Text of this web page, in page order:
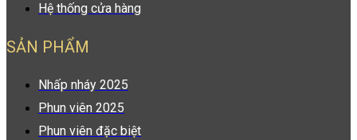
Hệ thống cửa hàng
SẢN PHẨM
Nhấp nháy 2025
Phun viên 2025
Phun viên đặc biệt